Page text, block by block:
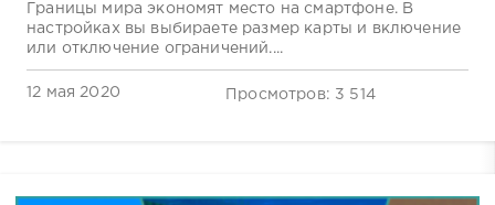
Границы мира экономят место на смартфоне. В
настройках вы выбираете размер карты и включение
или отключение ограничений....
12 мая 2020 Просмотров: 3 514